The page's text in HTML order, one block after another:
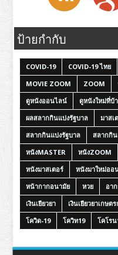
ป้ายกำกับ
COVID-19 COVID-19 ไทย
MOVIE ZOOM
ZOOM
ดูหนังออนไลน์
ดูหนังใหม่ที่บ้
ผลสลากกินแบ่งรัฐบาล
มาสเ
สลากกินแบ่งรัฐบาล
สลากกิน
หนังMASTER
หนังZOOM
หนังมาสเตอร์
หนังมาใหม่ออ
หน้ากากอนามัย
หวย อา
เงินเยียวยา
เงินเยียวยาเกษต
โควิด-19
โควิท19 โคโรน